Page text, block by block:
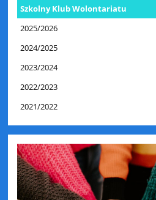
Szkolny Klub Wolontariatu
2025/2026
2024/2025
2023/2024
2022/2023
2021/2022